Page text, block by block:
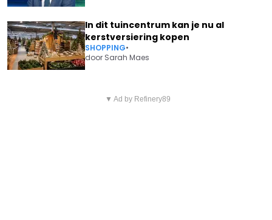
In dit tuincentrum kan je nu al
kerstversiering kopen
SHOPPING•
door Sarah Maes
DE 72-REGEL: ZO BEREKEN JE IN
▼ Ad by Refinery89